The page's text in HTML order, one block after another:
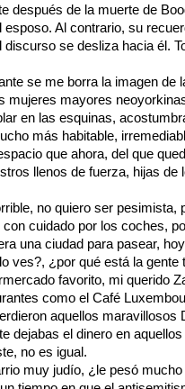
después de la muerte de
esposo. Al contrario, su
discurso se desliza hacia él.
se me borra la imagen
mujeres mayores
en las esquinas,
más habitable,
que ahora, del que
llenos de fuerza, hijas de
no quiero ser pesimista,
cuidado por los coches,
una ciudad para pasear,
ves?, ¿por qué está la
favorito, mi querido
como el Café
aquellos maravillosos
dejabas el dinero en
no es igual.
muy judío, ¿le pesó